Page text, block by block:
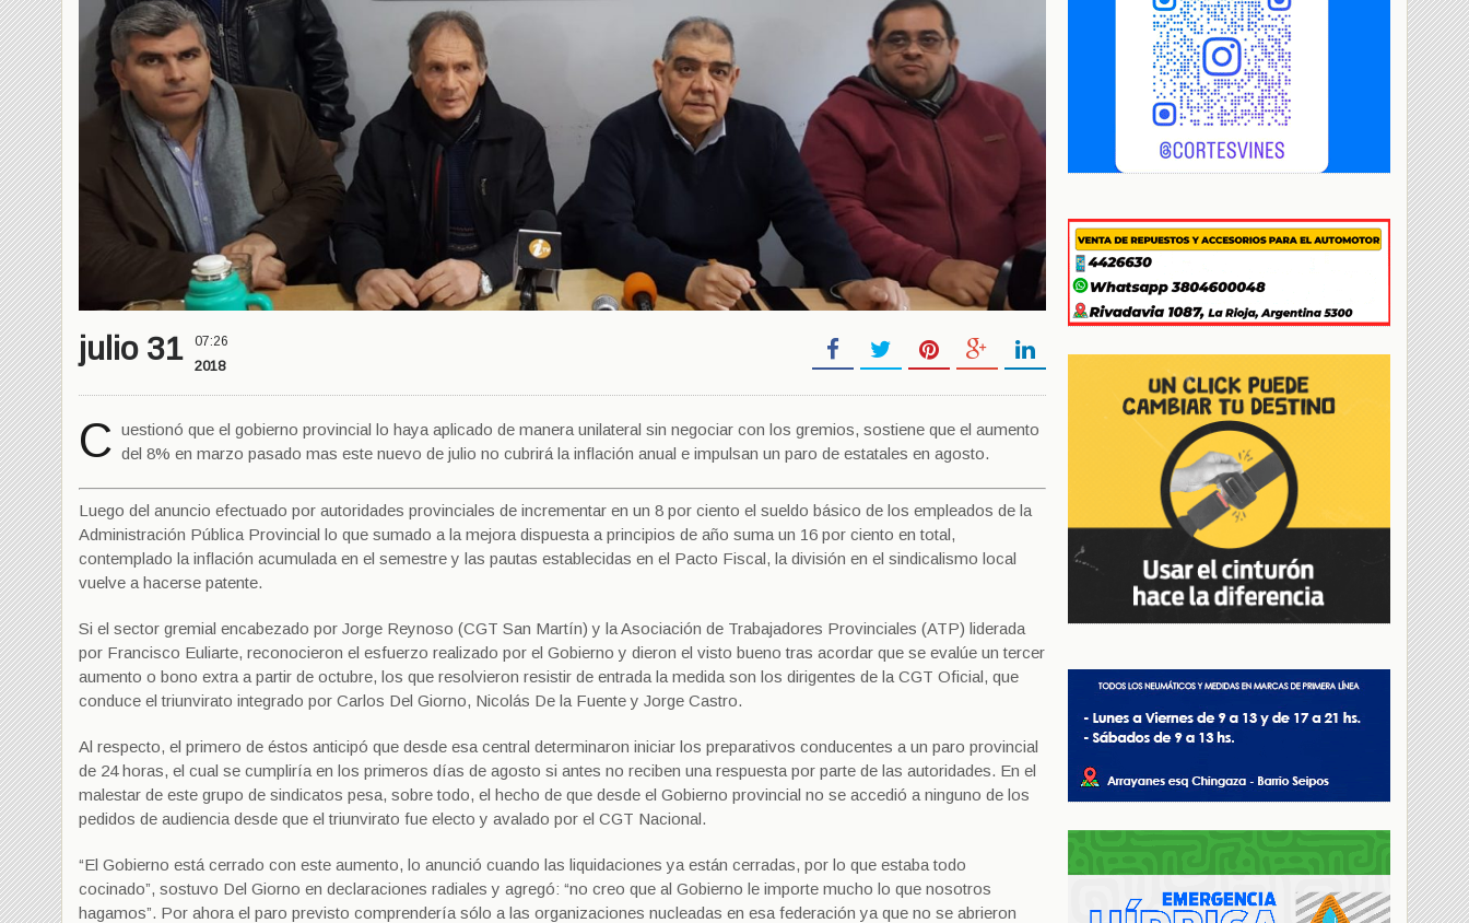
julio 31 07:26
2018
C uestionó que el gobierno provincial lo haya aplicado de manera unilateral sin negociar con los gremios, sostiene que el aumento
del 8% en marzo pasado mas este nuevo de julio no cubrirá la inflación anual e impulsan un paro de estatales en agosto.
Luego del anuncio efectuado por autoridades provinciales de incrementar en un 8 por ciento el sueldo básico de los empleados de la
Administración Pública Provincial lo que sumado a la mejora dispuesta a principios de año suma un 16 por ciento en total,
contemplado la inflación acumulada en el semestre y las pautas establecidas en el Pacto Fiscal, la división en el sindicalismo local
vuelve a hacerse patente.
Si el sector gremial encabezado por Jorge Reynoso (CGT San Martín) y la Asociación de Trabajadores Provinciales (ATP) liderada
por Francisco Euliarte, reconocieron el esfuerzo realizado por el Gobierno y dieron el visto bueno tras acordar que se evalúe un tercer
aumento o bono extra a partir de octubre, los que resolvieron resistir de entrada la medida son los dirigentes de la CGT Oficial, que
conduce el triunvirato integrado por Carlos Del Giorno, Nicolás De la Fuente y Jorge Castro.
Al respecto, el primero de éstos anticipó que desde esa central determinaron iniciar los preparativos conducentes a un paro provincial
de 24 horas, el cual se cumpliría en los primeros días de agosto si antes no reciben una respuesta por parte de las autoridades. En el
malestar de este grupo de sindicatos pesa, sobre todo, el hecho de que desde el Gobierno provincial no se accedió a ninguno de los
pedidos de audiencia desde que el triunvirato fue electo y avalado por el CGT Nacional.
“El Gobierno está cerrado con este aumento, lo anunció cuando las liquidaciones ya están cerradas, por lo que estaba todo
cocinado”, sostuvo Del Giorno en declaraciones radiales y agregó: “no creo que al Gobierno le importe mucho lo que nosotros
hagamos”. Por ahora el paro previsto comprendería sólo a las organizaciones nucleadas en esa federación ya que no se abrieron